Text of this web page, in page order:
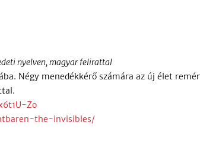
nyelven, magyar felirattal
Négy menedékkérő számára az új élet
Zo
the-invisibles/